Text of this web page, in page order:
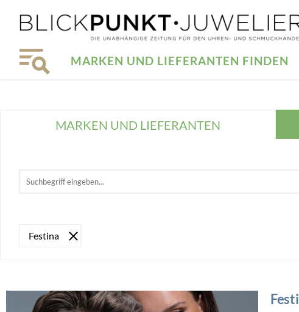
MARKEN UND LIEFERANTEN FINDEN
MARKEN UND LIEFERANTEN
Festina